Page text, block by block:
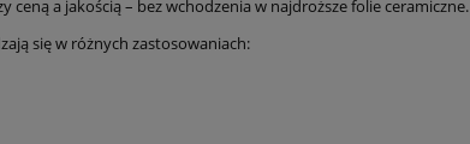
a jakością – bez wchodzenia w najdroższe folie ceramiczne.
się w różnych zastosowaniach: